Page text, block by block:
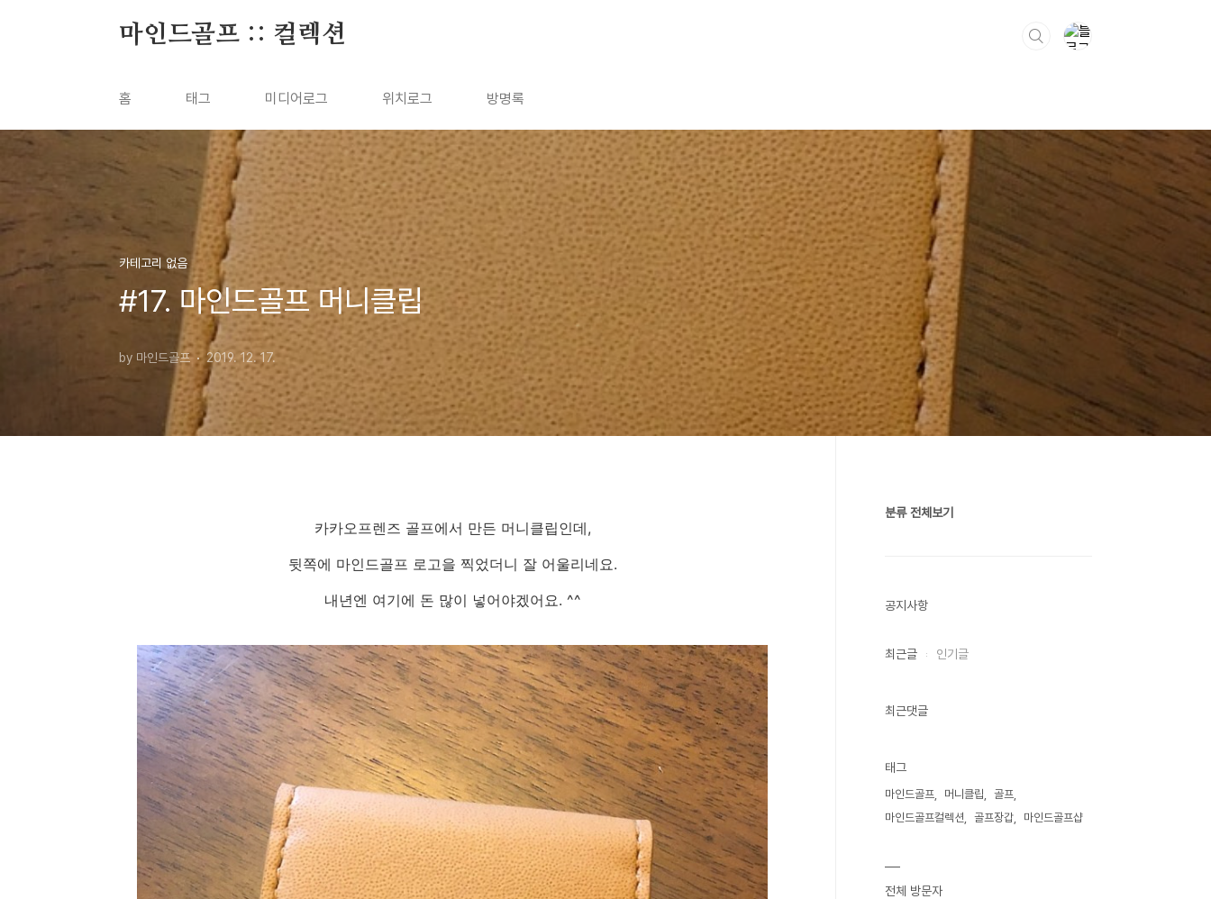
마인드골프 :: 컬렉션
홈 태그 미디어로그 위치로그 방명록
카테고리 없음
#17. 마인드골프 머니클립
by 마인드골프 2019. 12. 17.
카카오프렌즈 골프에서 만든 머니클립인데,
뒷쪽에 마인드골프 로고을 찍었더니 잘 어울리네요.
내년엔 여기에 돈 많이 넣어야겠어요. ^^
분류 전체보기
공지사항
최근글 인기글
최근댓글
태그
마인드골프 머니클립
골프
마인드골프컬렉션
골프장갑 마인드골프샵
전체 방문자